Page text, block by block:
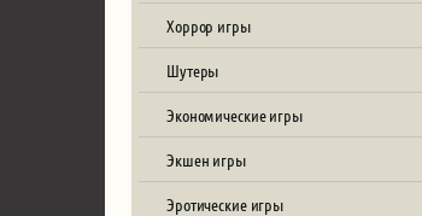
Хоррор игры
Шутеры
Экономические игры
Экшен игры
Эротические игры